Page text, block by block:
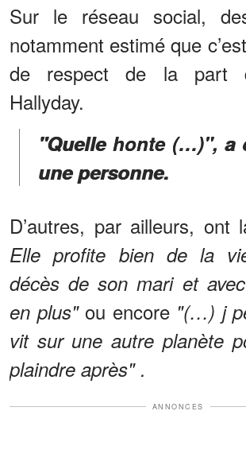
Sur le réseau social,
notamment estimé que
de respect de la part
Hallyday.
"Quelle honte (…)", a
une personne.
D’autres, par ailleurs, ont
Elle profite bien de la
décès de son mari et
en plus" ou encore "(…) j
vit sur une autre planète
plaindre après" .
ANNONCES